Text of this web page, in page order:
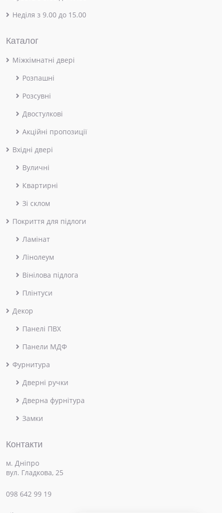
Неділя з 9.00 до 15.00
Каталог
Міжкімнатні двері
Розпашні
Розсувні
Двостулкові
Акційні пропозиції
Вхідні двері
Вуличні
Квартирні
Зі склом
Покриття для підлоги
Ламінат
Лінолеум
Вінілова підлога
Плінтуси
Декор
Панелі ПВХ
Панели МДФ
Фурнитура
Дверні ручки
Дверна фурнітура
Замки
Контакти
м. Дніпро
вул. Гладкова, 25
098 642 99 19